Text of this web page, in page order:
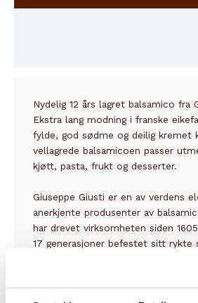
Nydelig 12 års lagret balsamico fra
Ekstra lang modning i franske
fylde, god sødme og deilig kremet
vellagrede balsamicoen passer
kjøtt, pasta, frukt og desserter.
Giuseppe Giusti er en av verdens
anerkjente produsenter av
har drevet virksomheten siden
17 generasjoner befestet sitt rykte
ubestridte mestrene av ekte
tradisjonelt håndverk med de
og skaper balsamico som feirer